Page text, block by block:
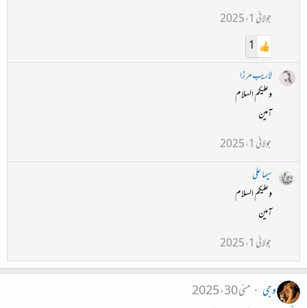
جولائی 1، 2025
1
لاریب مرزا
وعلیکم السلام
آمین
جولائی 1، 2025
سیما علی
وعلیکم السلام
آمین
جولائی 1، 2025
وجی مئی 30، 2025